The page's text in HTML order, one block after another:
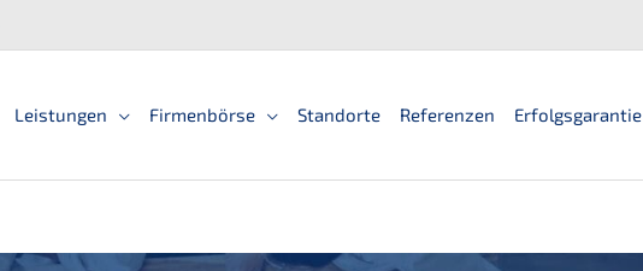
Leistun­gen Firmen­bör­se Standorte Referen­zen Erfolgs­ga­ran­tie